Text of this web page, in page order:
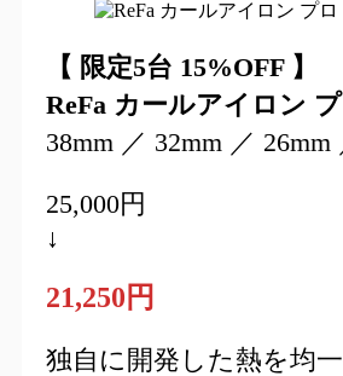
【 限定5台 15%OFF 】
ReFa カールアイロン
38mm ／ 32mm ／ 26mm
25,000円
↓
21,250円
独自に開発した熱を均